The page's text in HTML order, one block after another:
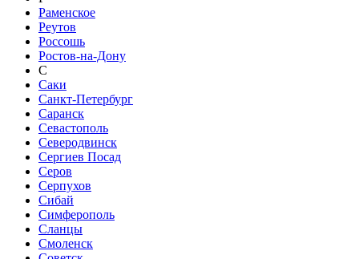
Раменское
Реутов
Россошь
Ростов-на-Дону
С
Саки
Санкт-Петербург
Саранск
Севастополь
Северодвинск
Сергиев Посад
Серов
Серпухов
Сибай
Симферополь
Сланцы
Смоленск